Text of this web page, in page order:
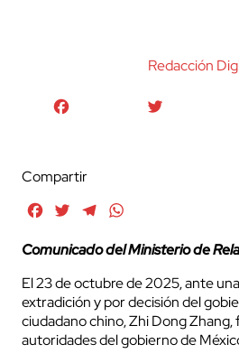
Redacción
Compartir
FacebookTwitterTelegram
Comunicado del Ministerio de
El 23 de octubre de 2025, ante
extradición y por decisión del
ciudadano chino, Zhi Dong Zhang,
autoridades del gobierno de